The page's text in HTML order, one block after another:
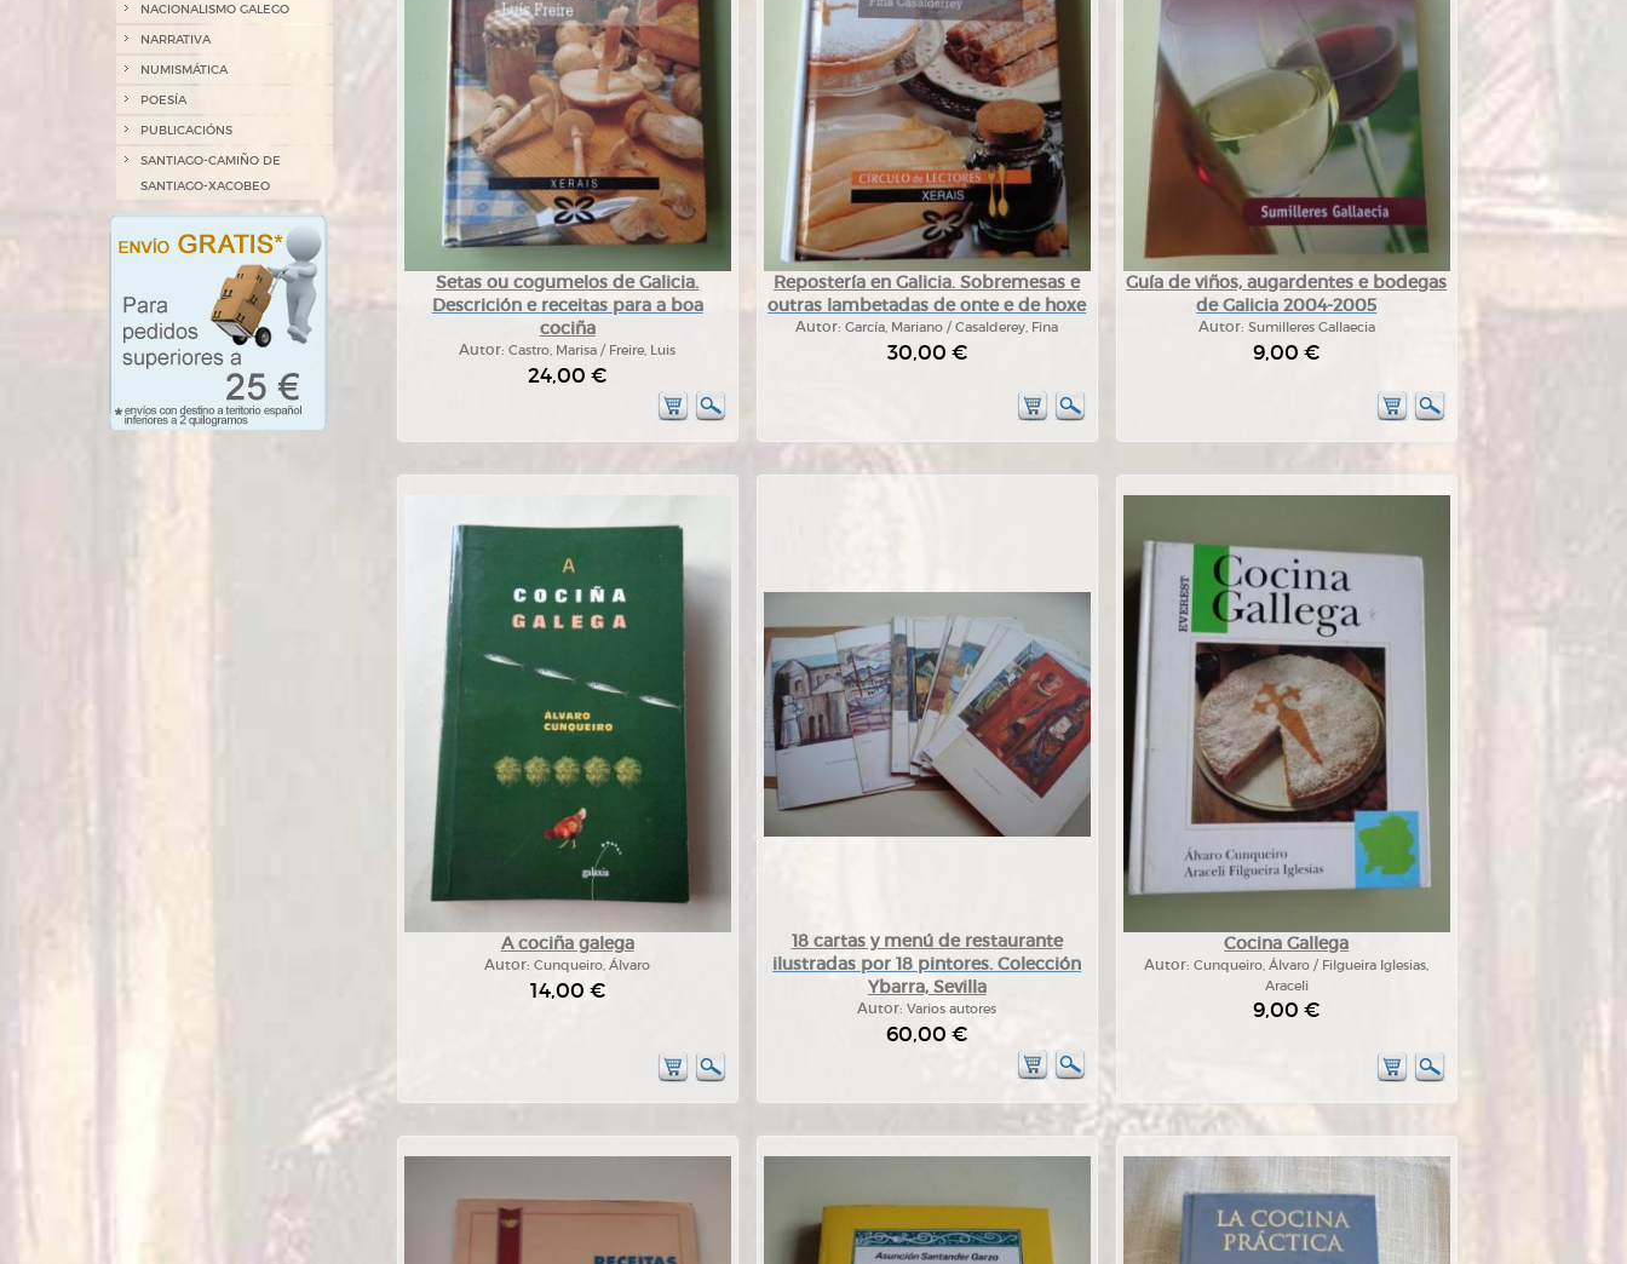
NACIONALISMO GALEGO
NARRATIVA
NUMISMÁTICA
POESÍA
PUBLICACIÓNS
SANTIAGO-CAMIÑO DE
SANTIAGO-XACOBEO
Setas ou cogumelos de Galicia.
Descrición e receitas para a boa
cociña
Autor:Castro, Marisa / Freire, Luis
24,00 €
Repostería en Galicia. Sobremesas e
outras lambetadas de onte e de hoxe
Autor:García, Mariano / Casalderey, Fina
30,00 €
Guía de viños, augardentes e bodegas
de Galicia 2004-2005
Autor: Sumilleres Gallaecia
9,00 €
A cociña galega
Autor:Cunqueiro, Álvaro
14,00 €
18 cartas y menú de restaurante
ilustradas por 18 pintores. Colección
Ybarra, Sevilla
Autor:Varios autores
60,00 €
Cocina Gallega
Autor:Cunqueiro, Álvaro / Filgueira Iglesias,
Araceli
9,00 €